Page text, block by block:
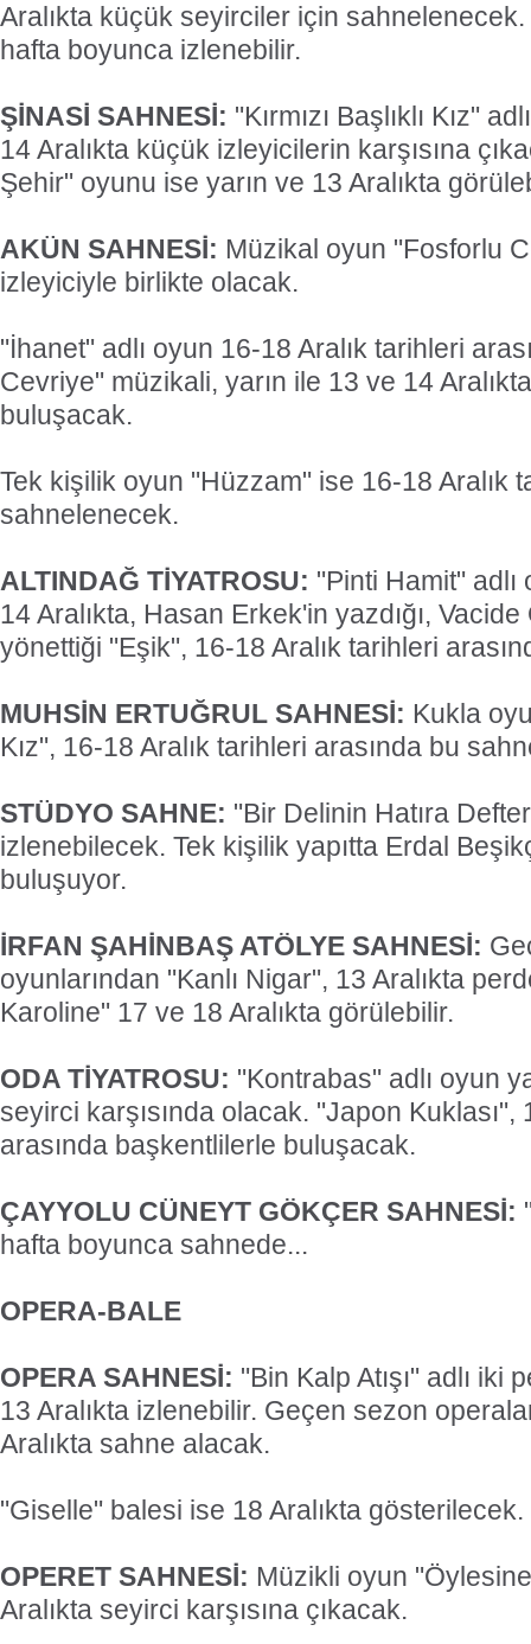
Aralıkta küçük seyirciler için
hafta boyunca izlenebilir.
ŞİNASİ SAHNESİ: "Kırmızı Başlıklı Kız"
14 Aralıkta küçük izleyicilerin karşısına
Şehir" oyunu ise yarın ve 13 Aralıkta
AKÜN SAHNESİ: Müzikal oyun "Fosforlu
izleyiciyle birlikte olacak.
"İhanet" adlı oyun 16-18 Aralık tarihleri
Cevriye" müzikali, yarın ile 13 ve 14
buluşacak.
Tek kişilik oyun "Hüzzam" ise 16-18 Aralık
sahnelenecek.
ALTINDAĞ TİYATROSU: "Pinti Hamit" adlı
14 Aralıkta, Hasan Erkek'in yazdığı,
yönettiği "Eşik", 16-18 Aralık tarihleri
MUHSİN ERTUĞRUL SAHNESİ: Kukla
Kız", 16-18 Aralık tarihleri arasında bu
STÜDYO SAHNE: "Bir Delinin Hatıra
izlenebilecek. Tek kişilik yapıtta Erdal
buluşuyor.
İRFAN ŞAHİNBAŞ ATÖLYE SAHNESİ:
oyunlarından "Kanlı Nigar", 13 Aralıkta
Karoline" 17 ve 18 Aralıkta görülebilir.
ODA TİYATROSU: "Kontrabas" adlı oyun
seyirci karşısında olacak. "Japon Kuklası",
arasında başkentlilerle buluşacak.
ÇAYYOLU CÜNEYT GÖKÇER SAHNESİ:
hafta boyunca sahnede...
OPERA-BALE
OPERA SAHNESİ: "Bin Kalp Atışı" adlı iki
13 Aralıkta izlenebilir. Geçen sezon
Aralıkta sahne alacak.
"Giselle" balesi ise 18 Aralıkta gösterilecek.
OPERET SAHNESİ: Müzikli oyun
Aralıkta seyirci karşısına çıkacak.